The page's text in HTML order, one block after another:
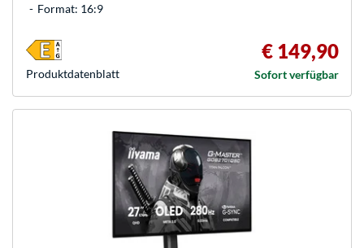
Format: 16:9
€ 149,90
Sofort verfügbar
Produkt­datenblatt